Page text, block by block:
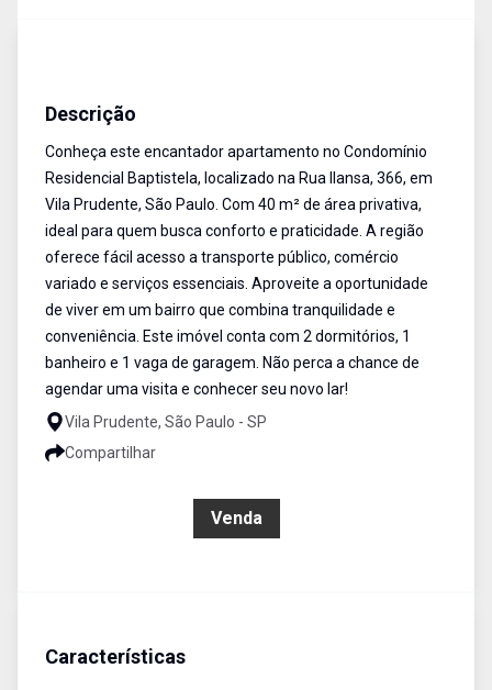
Descrição
Conheça este encantador apartamento no Condomínio
Residencial Baptistela, localizado na Rua Ilansa, 366, em
Vila Prudente, São Paulo. Com 40 m² de área privativa,
ideal para quem busca conforto e praticidade. A região
oferece fácil acesso a transporte público, comércio
variado e serviços essenciais. Aproveite a oportunidade
de viver em um bairro que combina tranquilidade e
conveniência. Este imóvel conta com 2 dormitórios, 1
banheiro e 1 vaga de garagem. Não perca a chance de
agendar uma visita e conhecer seu novo lar!
Vila Prudente, São Paulo - SP
Compartilhar
Venda
Características